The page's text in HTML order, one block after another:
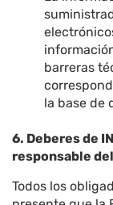
barreras
la base de
6. Deberes de
responsable
Todos los